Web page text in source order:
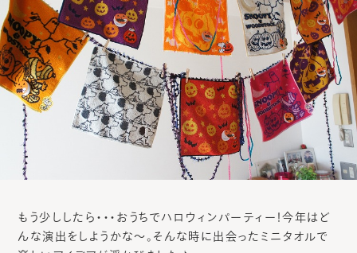
もう少ししたら・・・おうちでハロウィンパーティー！今年はど
んな演出をしようかな～。そんな時に出会ったミニタオルで